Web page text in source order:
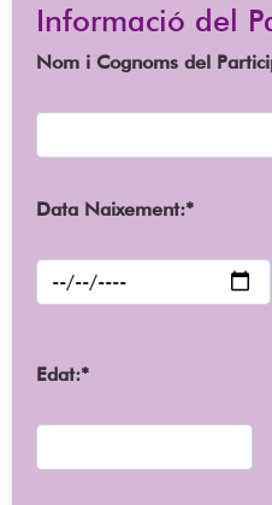
Informació del
Nom i Cognoms del
Data Naixement:*
Edat:*